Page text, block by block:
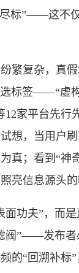
标”——这不
复杂，真假
标签——“虚
12家平台先行
想，当用户
真；看到“神
亮信息源头的
夫”，而是
阀”——发布者
的“回溯补标